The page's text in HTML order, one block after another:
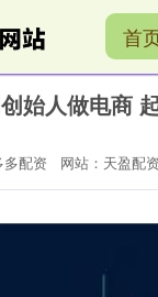
首
始人做电商
配资 网站：天盈配资